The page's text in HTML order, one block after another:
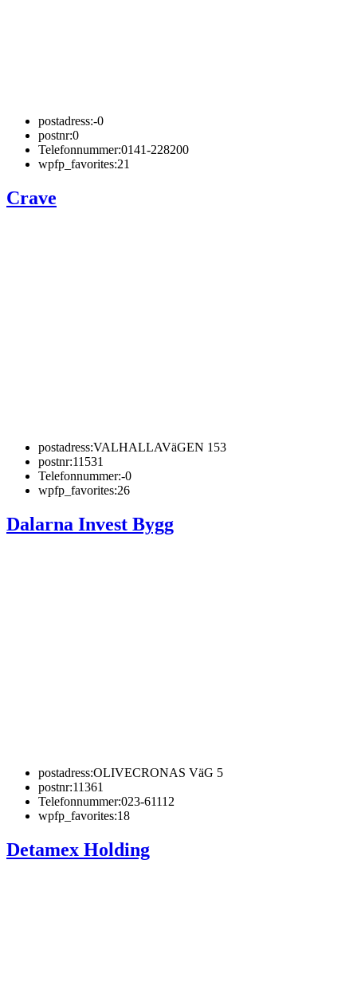
postadress:-0
postnr:0
Telefonnummer:0141-228200
wpfp_favorites:21
Crave
postadress:VALHALLAVäGEN 153
postnr:11531
Telefonnummer:-0
wpfp_favorites:26
Dalarna Invest Bygg
postadress:OLIVECRONAS VäG 5
postnr:11361
Telefonnummer:023-61112
wpfp_favorites:18
Detamex Holding